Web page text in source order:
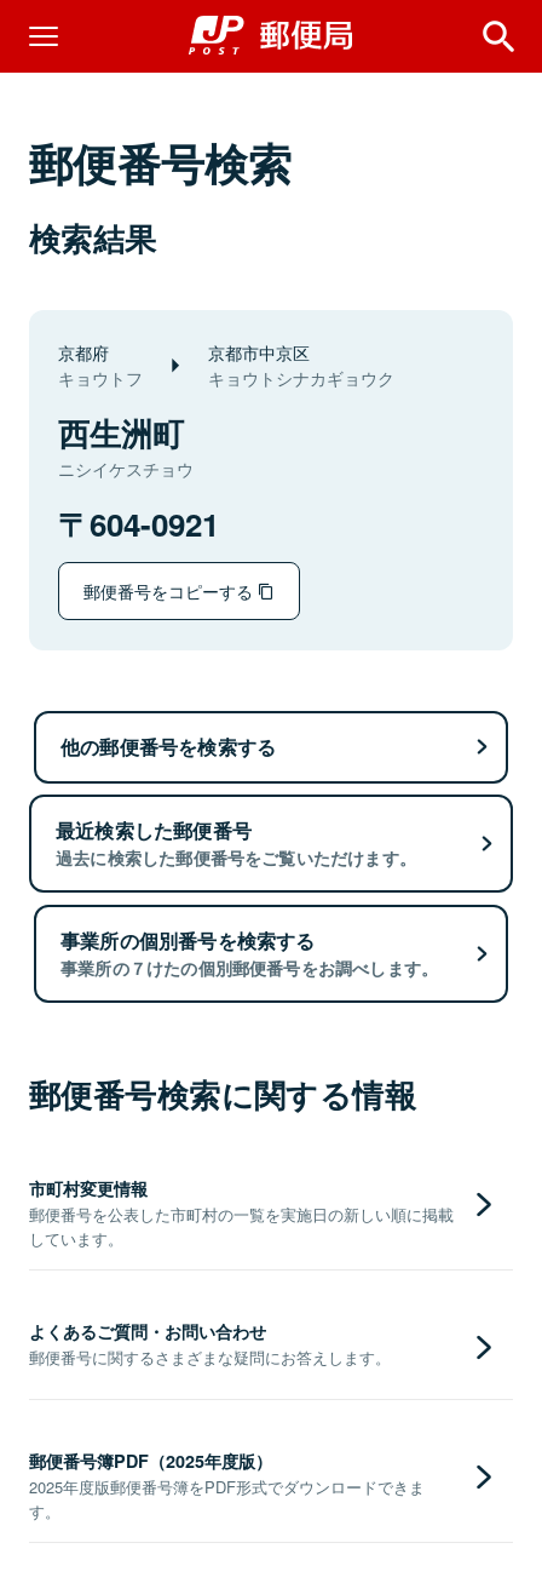
郵便番号検索
検索結果
京都府
キョウトフ
京都市中京区
キョウトシナカギョウク
西生洲町
ニシイケスチョウ
604-0921
郵便番号をコピーする
他の郵便番号を検索する
最近検索した郵便番号
過去に検索した郵便番号をご覧いただけます。
事業所の個別番号を検索する
事業所の７けたの個別郵便番号をお調べします。
郵便番号検索に関する情報
市町村変更情報
郵便番号を公表した市町村の一覧を実施日の新しい順に掲載
しています。
よくあるご質問・お問い合わせ
郵便番号に関するさまざまな疑問にお答えします。
郵便番号簿PDF（2025年度版）
2025年度版郵便番号簿をPDF形式でダウンロードできま
す。